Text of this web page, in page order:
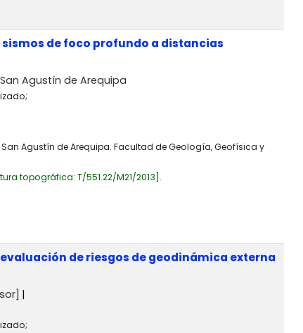
de foco profundo a distancias
Agustín de Arequipa
Agustín de Arequipa. Facultad de Geología, Geofísica y
topográfica: T/551.22/M21/2013 .
de riesgos de geodinámica externa